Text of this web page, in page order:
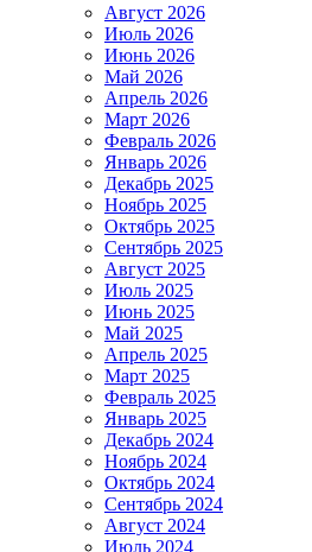
Август 2026
Июль 2026
Июнь 2026
Май 2026
Апрель 2026
Март 2026
Февраль 2026
Январь 2026
Декабрь 2025
Ноябрь 2025
Октябрь 2025
Сентябрь 2025
Август 2025
Июль 2025
Июнь 2025
Май 2025
Апрель 2025
Март 2025
Февраль 2025
Январь 2025
Декабрь 2024
Ноябрь 2024
Октябрь 2024
Сентябрь 2024
Август 2024
Июль 2024